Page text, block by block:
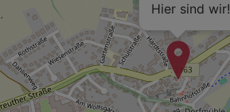
Hier sind wir!